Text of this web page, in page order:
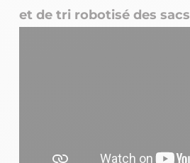
et de tri robotisé des sacs